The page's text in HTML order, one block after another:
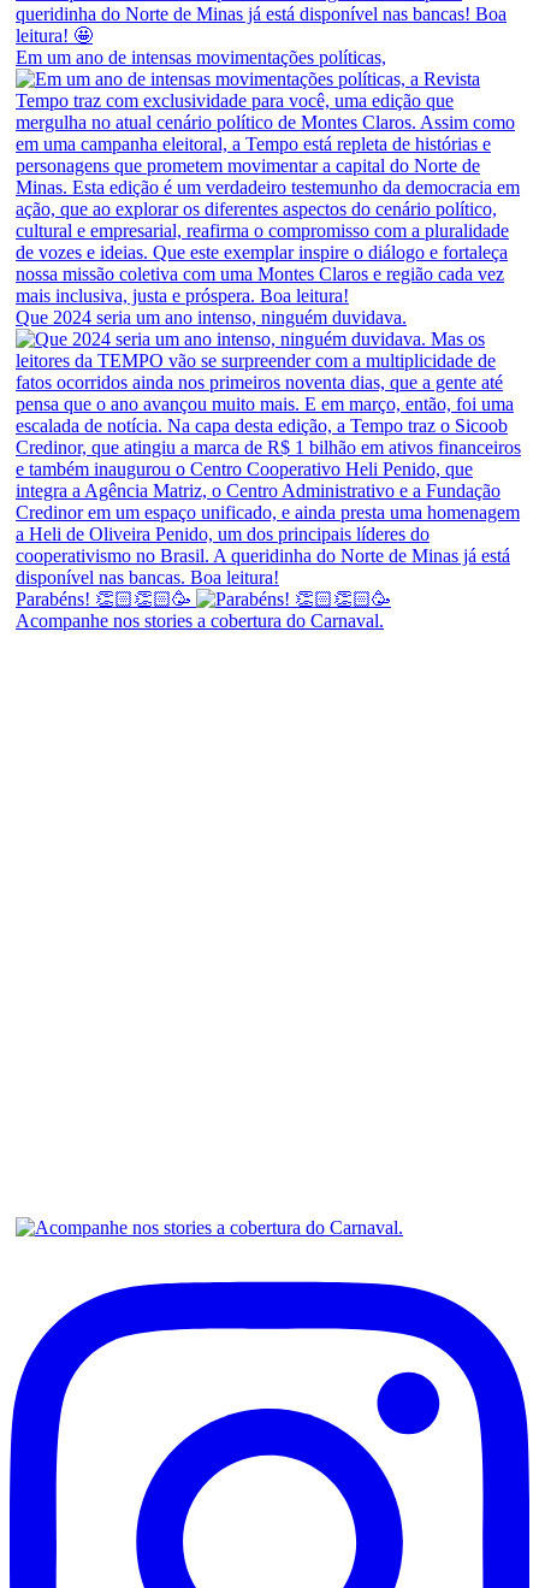
Em um ano de intensas movimentações políticas,
Que 2024 seria um ano intenso, ninguém duvidava.
Parabéns! 👏🏻👏🏻🥳
Acompanhe nos stories a cobertura do Carnaval.